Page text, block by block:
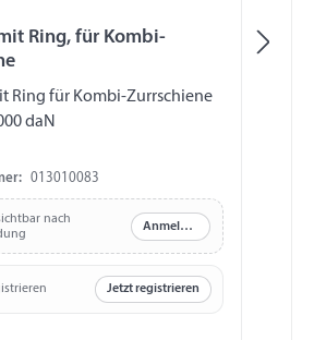
Ring, für Kombi-
Ring für Kombi-Zurrschiene
daN
013010083
nach
Anmelden
Jetzt registrieren